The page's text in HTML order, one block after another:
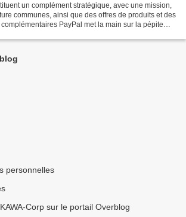
un complément stratégique, avec une mission,
communes, ainsi que des offres de produits et des
PayPal met la main sur la pépite
personnelles
Corp sur le portail Overblog